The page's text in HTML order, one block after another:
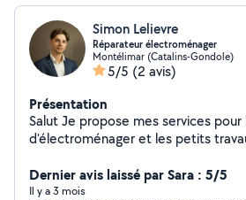
Simon Lelievre
Réparateur électroménager
Montélimar (Catalins-Gondole)
5/5 (2 avis)
Présentation
Salut Je propose mes services pour la réparation
d'électroménager et les petits
et réparer différents types
vaisselle, four, plaques, petits appareils
Dernier avis laissé par Sara : 5/5
Il y a 3 mois